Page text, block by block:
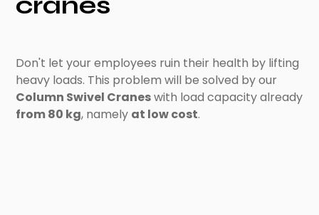
Don't let your employees ruin their health by lifting
heavy loads. This problem will be solved by our
Column Swivel Craneswith load capacity already
from 80 kg, namely at low cost.